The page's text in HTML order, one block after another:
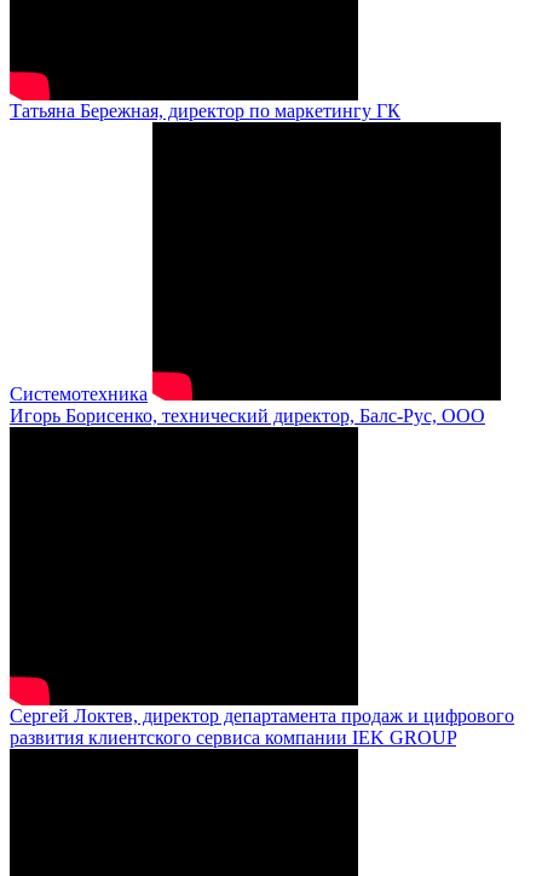
Татьяна Бережная, директор по маркетингу ГК
Системотехника
Игорь Борисенко, технический директор, Балс-Рус, ООО
Сергей Локтев, директор департамента продаж и цифрового
развития клиентского сервиса компании IEK GROUP